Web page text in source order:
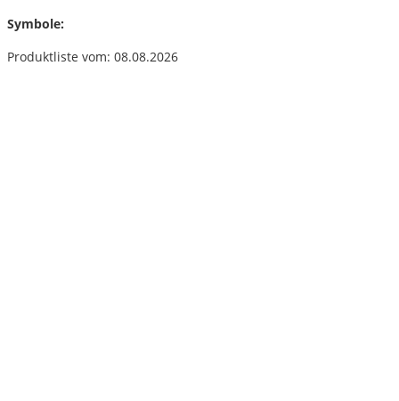
Symbole:
Produktliste vom: 08.08.2026